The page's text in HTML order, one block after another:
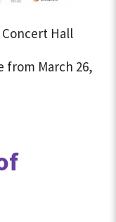
Hall
from March 26,